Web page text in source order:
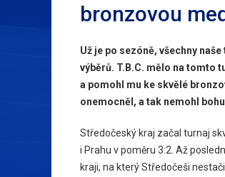
bronzovou
Už je po sezóně, všechny
výběrů. T.B.C. mělo na tomto
a pomohl mu ke skvělé
onemocněl, a tak nemohl
Středočeský kraj začal turnaj
i Prahu v poměru 3:2. Až
kraji, na který Středočeši